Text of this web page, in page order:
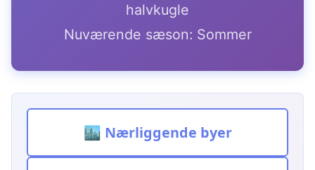
halvkugle
Nuværende sæson: Sommer
🏙️ Nærliggende byer